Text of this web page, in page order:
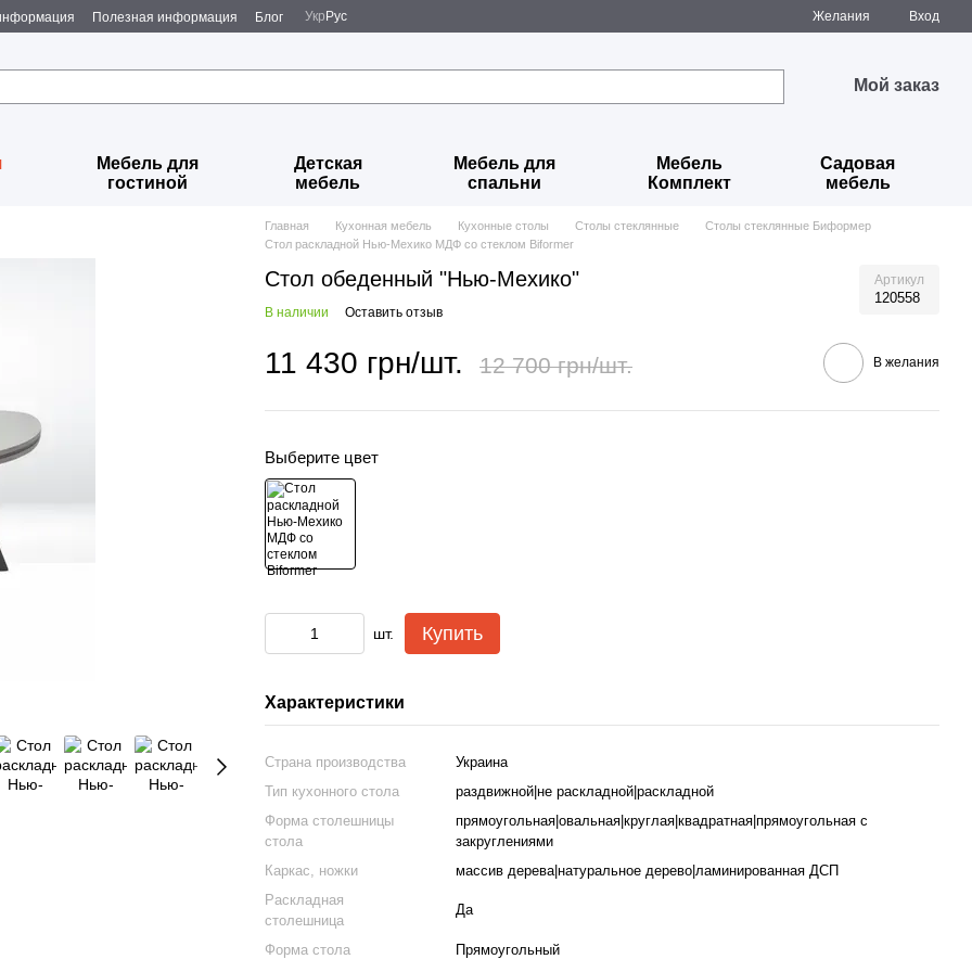
Полезная информация Блог Укр Рус Желания Вход
Мой заказ
Мебель для
гостиной
Детская
мебель
Мебель для
спальни
Мебель
Комплект
Садовая
мебель
Главная Кухонная мебель Кухонные столы Столы стеклянные
Столы стеклянные Биформер
Стол раскладной Нью-Мехико МДФ со стеклом Biformer
Стол обеденный "Нью-Мехико" Артикул
120558
В наличии Оставить отзыв
11 430 грн/шт. 12 700 грн/шт. В желания
Выберите цвет
шт. Купить
Характеристики
Страна производства
Украина
Тип кухонного стола
раздвижной|не раскладной|раскладной
Форма столешницы
стола
прямоугольная|овальная|круглая|квадратная|прямоугольная с
закруглениями
Каркас, ножки
массив дерева|натуральное дерево|ламинированная ДСП
Раскладная
столешница
Да
Форма стола
Прямоугольный